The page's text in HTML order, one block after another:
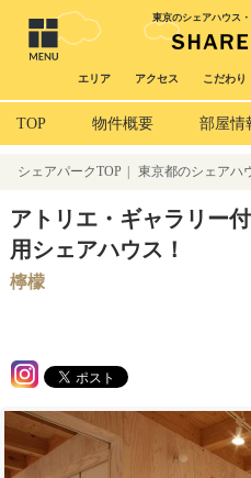
東京のシェアハウス
エリア アクセス こだわり
TOP 物件概要 部屋情
シェアパークTOP 東京都のシェアハ
アトリエ・ギャラリー
用シェアハウス！
檸檬